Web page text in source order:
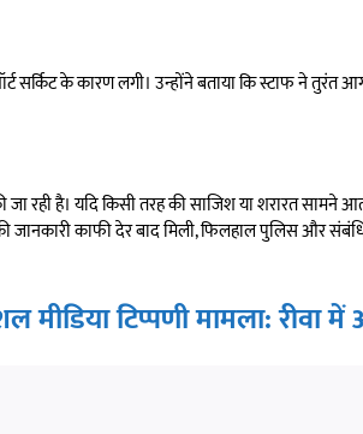
सर्किट के कारण लगी। उन्होंने बताया कि स्टाफ ने
जा रही है। यदि किसी तरह की साजिश या शरारत
जानकारी काफी देर बाद मिली, फिलहाल पुलिस और
टिप्पणी मामला: रीवा